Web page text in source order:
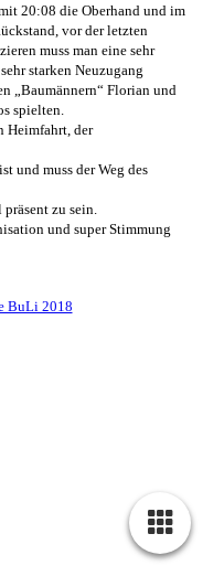
20:08 die Oberhand und im
vor der letzten
muss man eine sehr
starken Neuzugang
„Baumännern“ Florian und
spielten.
Heimfahrt, der
und muss der Weg des
zu sein.
und super Stimmung
BuLi 2018